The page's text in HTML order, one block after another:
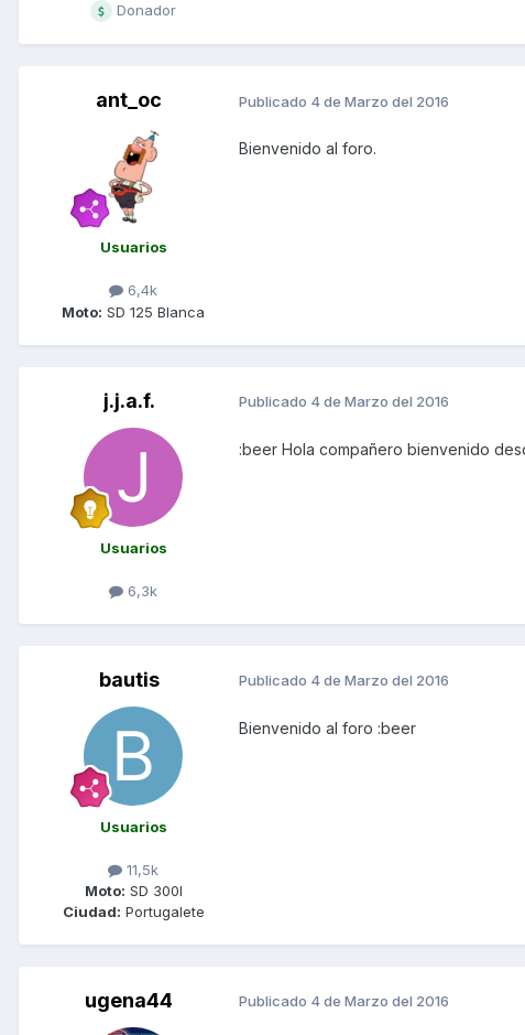
Donador
ant_oc
Usuarios
6,4k
Moto: SD 125 Blanca
Publicado 4 de Marzo del 2016
Bienvenido al foro.
j.j.a.f.
Usuarios
6,3k
Publicado 4 de Marzo del 2016
:beer Hola compañero bienvenido
bautis
Usuarios
11,5k
Moto: SD 300I
Ciudad: Portugalete
Publicado 4 de Marzo del 2016
Bienvenido al foro :beer
ugena44 Publicado 4 de Marzo del 2016